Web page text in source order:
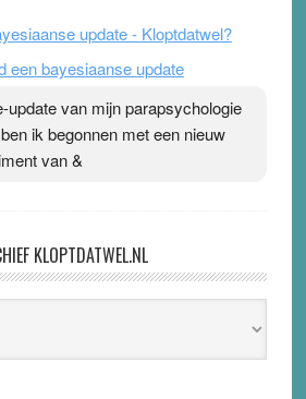
update - Kloptdatwel?
een bayesiaanse update
van mijn parapsychologie
ik begonnen met een nieuw
van &
KLOPTDATWEL.NL